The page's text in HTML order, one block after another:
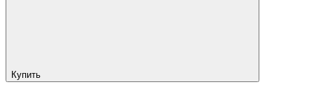
Купить